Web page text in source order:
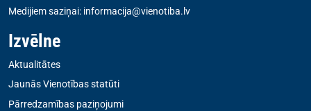
Medijiem saziņai: informacija@vienotiba.lv
Izvēlne
Aktualitātes
Jaunās Vienotības statūti
Pārredzamības paziņojumi